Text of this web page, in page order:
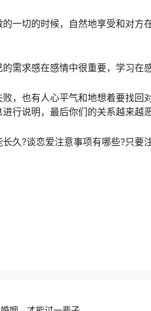
一切的时候，自然地享受和对方
的需求感在感情中很重要，学习在
败，也有人心平气和地想着要找
进行说明，最后你们的关系越来越
长久?谈恋爱注意事项有哪些?只